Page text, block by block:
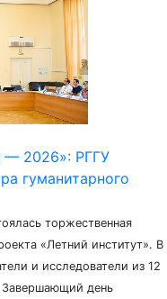
— 2026»: РГГУ
гуманитарного
торжественная
«Летний институт». В
и исследователи из 12
Завершающий день